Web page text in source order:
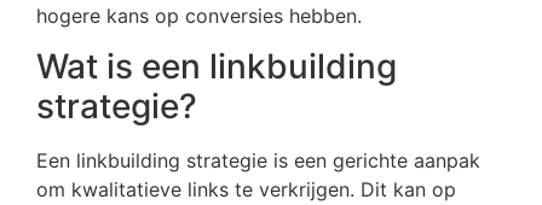
hogere kans op conversies hebben.
Wat is een linkbuilding
strategie?
Een linkbuilding strategie is een gerichte aanpak
om kwalitatieve links te verkrijgen. Dit kan op